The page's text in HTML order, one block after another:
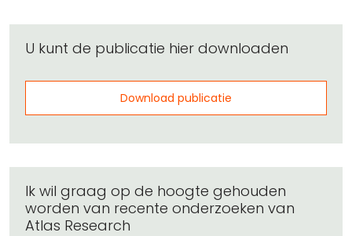
U kunt de publicatie hier downloaden
Download publicatie
Ik wil graag op de hoogte gehouden
worden van recente onderzoeken van
Atlas Research